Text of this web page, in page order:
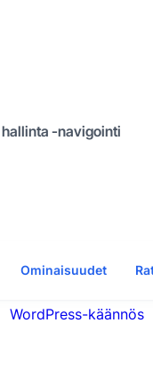
-navigointi
Ominaisuudet
WordPress-käännös